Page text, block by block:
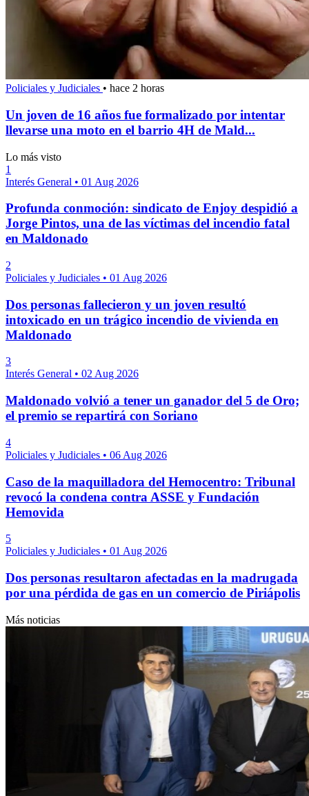
Policiales y Judiciales • hace 2 horas
Un joven de 16 años fue formalizado por intentar
llevarse una moto en el barrio 4H de Mald...
Lo más visto
1
Interés General • 01 Aug 2026
Profunda conmoción: sindicato de Enjoy despidió a
Jorge Pintos, una de las víctimas del incendio fatal
en Maldonado
2
Policiales y Judiciales • 01 Aug 2026
Dos personas fallecieron y un joven resultó
intoxicado en un trágico incendio de vivienda en
Maldonado
3
Interés General • 02 Aug 2026
Maldonado volvió a tener un ganador del 5 de Oro;
el premio se repartirá con Soriano
4
Policiales y Judiciales • 06 Aug 2026
Caso de la maquilladora del Hemocentro: Tribunal
revocó la condena contra ASSE y Fundación
Hemovida
5
Policiales y Judiciales • 01 Aug 2026
Dos personas resultaron afectadas en la madrugada
por una pérdida de gas en un comercio de Piriápolis
Más noticias